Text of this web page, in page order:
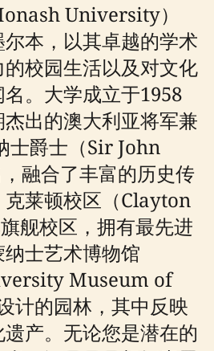
University）
本，以其卓越的学术
校园生活以及对文化
。大学成立于1958
出的澳大利亚将军兼
士爵士（Sir John
融合了丰富的历史传
莱顿校区（Clayton
舰校区，拥有最先进
士艺术博物馆
Museum of
计的园林，其中反映
产。无论您是潜在的